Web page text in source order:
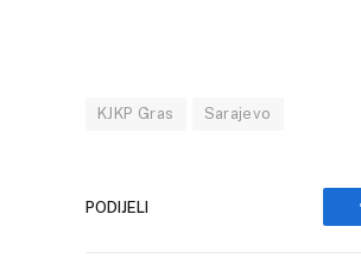
KJKP Gras Sarajevo
PODIJELI